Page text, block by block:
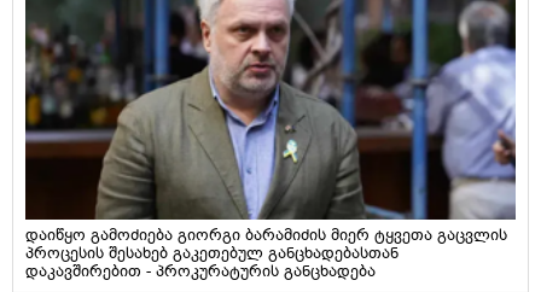
დაიწყო გამოძიება გიორგი ბარამიძის მიერ ტყვეთა გაცვლის
პროცესის შესახებ გაკეთებულ განცხადებასთან
დაკავშირებით - პროკურატურის განცხადება